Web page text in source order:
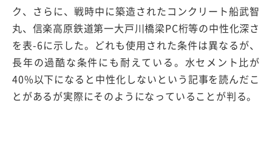
ク、さらに、戦時中に築造されたコンクリート船武智
丸、信楽高原鉄道第一大戸川橋梁PC桁等の中性化深さ
を表-6に示した。どれも使用された条件は異なるが、
長年の過酷な条件にも耐えている。水セメント比が
40%以下になると中性化しないという記事を読んだこ
とがあるが実際にそのようになっていることが判る。